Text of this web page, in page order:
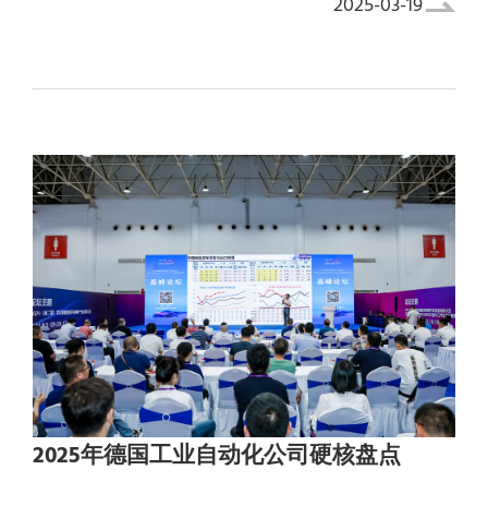
‌2025年德国工业自动化公司硬核盘点